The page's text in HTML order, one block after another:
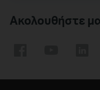
Ακολουθήστε